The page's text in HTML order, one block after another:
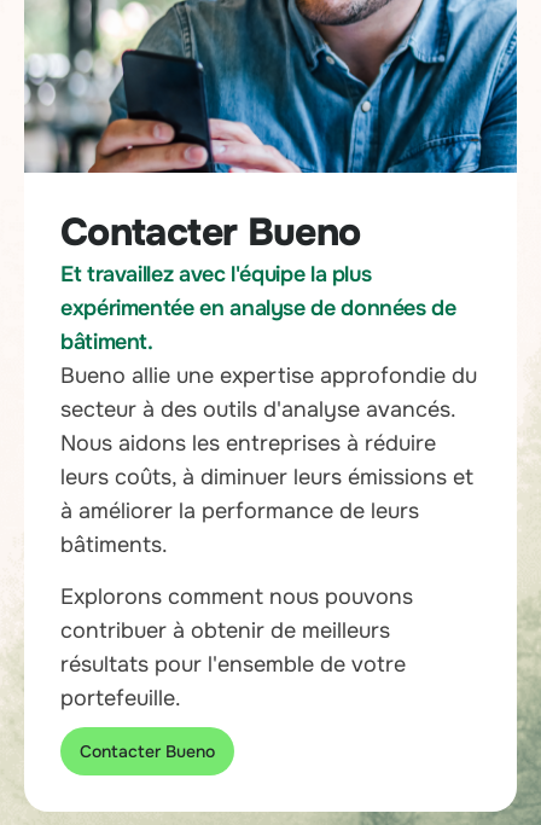
Contacter Bueno
Et travaillez avec l'équipe la plus
expérimentée en analyse de données de
bâtiment.
Bueno allie une expertise approfondie du
secteur à des outils d'analyse avancés.
Nous aidons les entreprises à réduire
leurs coûts, à diminuer leurs émissions et
à améliorer la performance de leurs
bâtiments.
Explorons comment nous pouvons
contribuer à obtenir de meilleurs
résultats pour l'ensemble de votre
portefeuille.
Contacter Bueno